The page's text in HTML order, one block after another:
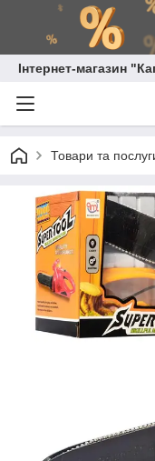
Інтернет-магазин
Товари та